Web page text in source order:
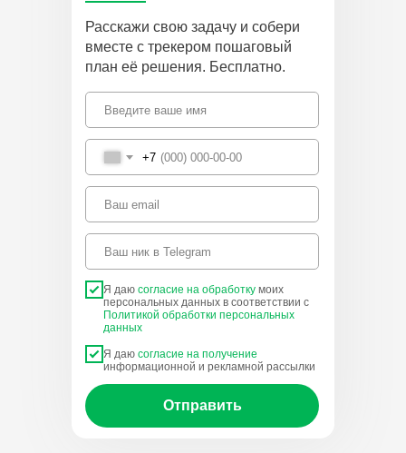
+7
Я даю согласие на обработку моих
персональных данных в соответствии с
Политикой обработки персональных
данных
Я даю согласие на получение
информационной и рекламной рассылки
Отправить
Расскажи свою задачу и собери
вместе с трекером пошаговый
план её решения. Бесплатно.